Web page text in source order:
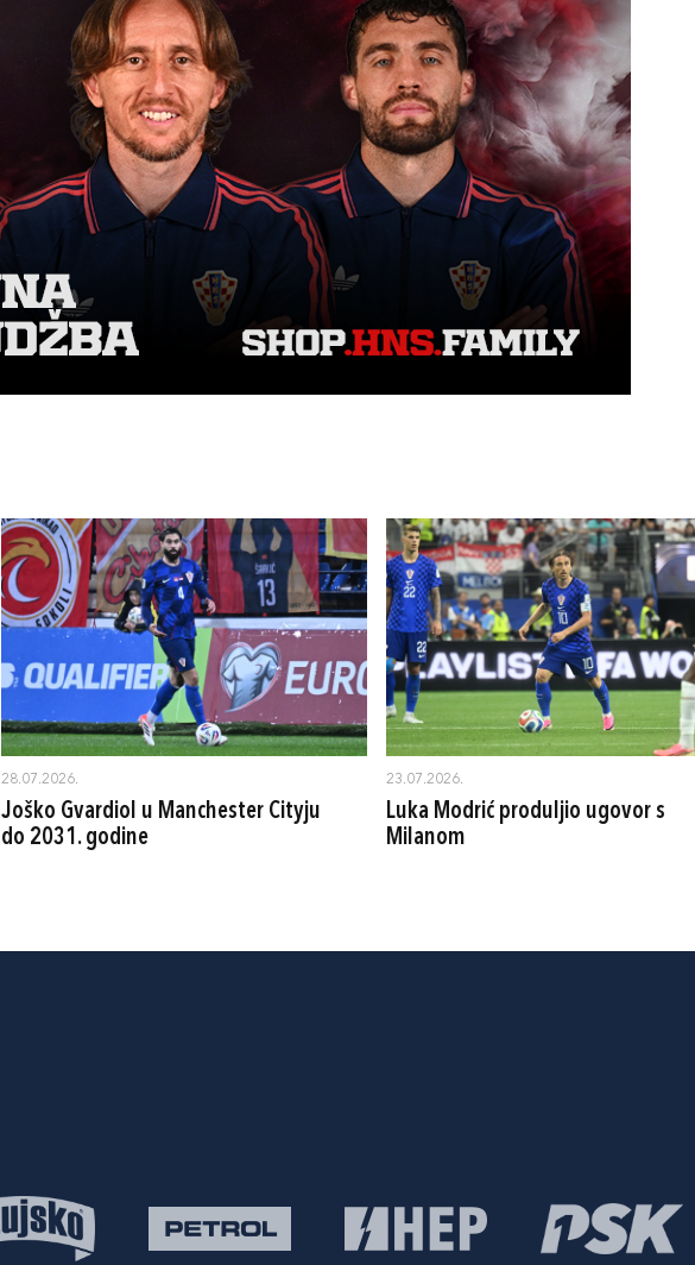
28.07.2026.
Joško Gvardiol u Manchester Cityju
do 2031. godine
23.07.2026.
Luka Modrić produljio ugovor s
Milanom